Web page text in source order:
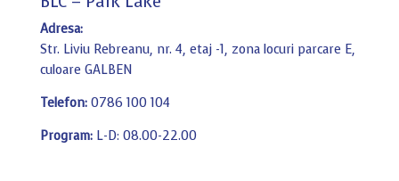
Adresa:
Str. Liviu Rebreanu, nr. 4, etaj -1, zona locuri parcare E,
culoare GALBEN
Telefon: 0786 100 104
Program: L-D: 08.00-22.00